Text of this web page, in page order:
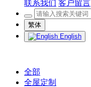
联系我们 客户留言
繁体
English
全部
全屋定制